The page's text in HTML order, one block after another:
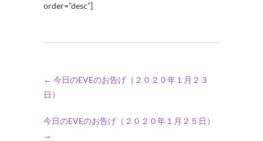
order=”desc”]
← 今日のEVEのお告げ（２０２０年１月２３
日）
今日のEVEのお告げ（２０２０年１月２５日）
→